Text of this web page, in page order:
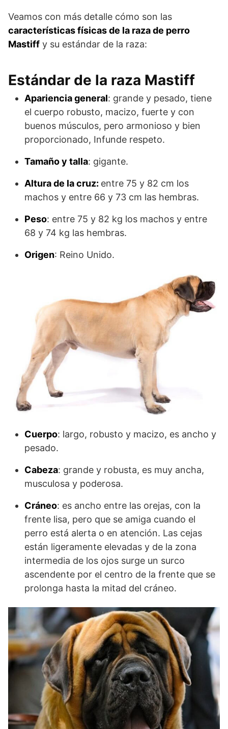
Veamos con más detalle cómo son las
características físicas de la raza de perro
Mastiff y su estándar de la raza:
Estándar de la raza Mastiff
Apariencia general: grande y pesado, tiene
el cuerpo robusto, macizo, fuerte y con
buenos músculos, pero armonioso y bien
proporcionado, Infunde respeto.
Tamaño y talla: gigante.
Altura de la cruz: entre 75 y 82 cm los
machos y entre 66 y 73 cm las hembras.
Peso: entre 75 y 82 kg los machos y entre
68 y 74 kg las hembras.
Origen: Reino Unido.
Cuerpo: largo, robusto y macizo, es ancho y
pesado.
Cabeza: grande y robusta, es muy ancha,
musculosa y poderosa.
Cráneo: es ancho entre las orejas, con la
frente lisa, pero que se amiga cuando el
perro está alerta o en atención. Las cejas
están ligeramente elevadas y de la zona
intermedia de los ojos surge un surco
ascendente por el centro de la frente que se
prolonga hasta la mitad del cráneo.